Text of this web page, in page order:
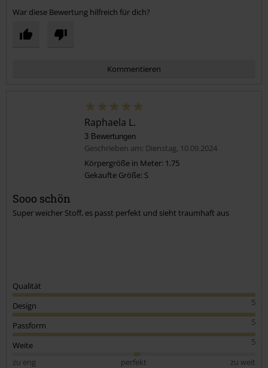
War diese Bewertung hilfreich für dich?
Kommentieren
Kommentar jetzt abschicken!
Raphaela L.
3 Bewertungen
Geschrieben am: Dienstag, 10.09.2024
Körpergröße in Meter: 1.75
Gekaufte Größe: S
Sooo schön
Super weicher Stoff, es passt perfekt und sieht traumhaft aus
Qualität
5
Design
5
Passform
5
Weite
zu eng
perfekt
zu weit